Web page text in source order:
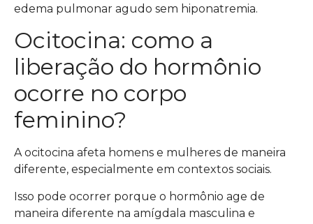
edema pulmonar agudo sem hiponatremia.
Ocitocina: como a
liberação do hormônio
ocorre no corpo
feminino?
A ocitocina afeta homens e mulheres de maneira
diferente, especialmente em contextos sociais.
Isso pode ocorrer porque o hormônio age de
maneira diferente na amígdala masculina e